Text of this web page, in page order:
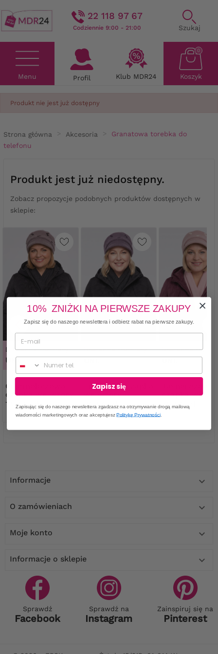
22 118 97 67
Codziennie 9:00 - 21:00 Szukaj
Menu Profil Klub MDR24 Koszyk
0
Produkt nie jest już dostępny
Strona główna Akcesoria
Granatowa torebka do
telefonu
Produkt jest już niedostępny.
Zobacz propozycje podobnych produktów dostępnych w
sklepie:
Dostępne rozmiary
UNI.
Ciemnobeżowa
czapka we wzory
79,99 zł
Dostępne rozmiary
UNI.
we wzory
79,99 zł
Dostępne
UNI.
czapka we
79,99 zł
Informacje 
O zamówieniach 
Moje konto 
Informacje o sklepie 
Sprawdź
Facebook
Sprawdź na
Instagram
Zainspiruj się na
Pinterest
10% ZNIŻKI NA PIERWSZE ZAKUPY
Zapisz się do naszego newslettera i odbierz rabat na pierwsze zakupy.
Numer telefonu
Zapisz się
Zapisując się do naszego newslettera zgadzasz na otrzymywanie drogą mailową
wiadomości marketingowych oraz akceptujeszPolitykę Prywatności.